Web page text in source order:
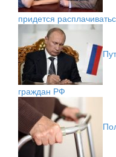
придется
граждан РФ